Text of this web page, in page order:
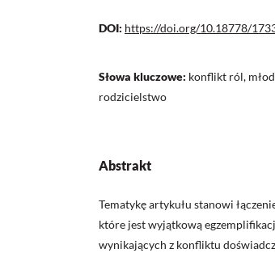
DOI: https://doi.org/10.18778/
Słowa kluczowe: konflikt ról,
rodzicielstwo
Abstrakt
Tematykę artykułu stanowi
które jest wyjątkową
wynikających z konfliktu